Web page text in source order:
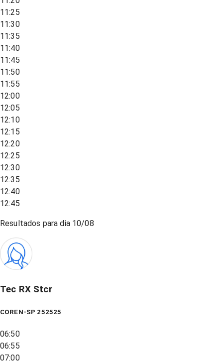
11:25
11:30
11:35
11:40
11:45
11:50
11:55
12:00
12:05
12:10
12:15
12:20
12:25
12:30
12:35
12:40
12:45
Resultados para dia 10/08
Tec RX Stcr
COREN-SP 252525
06:50
06:55
07:00